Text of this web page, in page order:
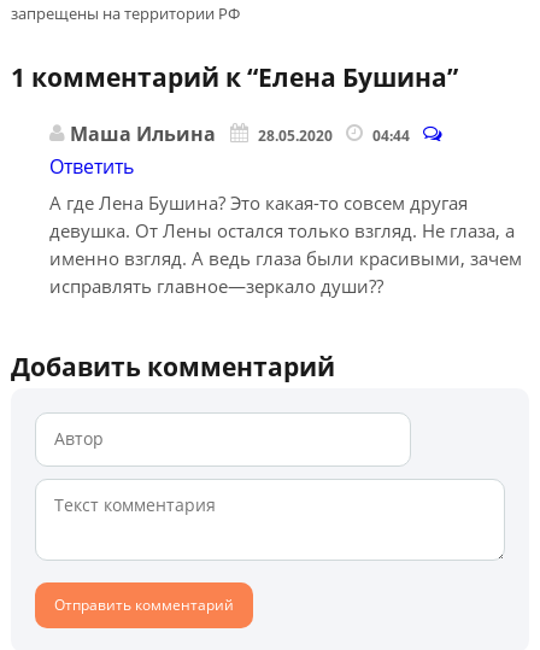
запрещены на территории РФ
1 комментарий к “Елена Бушина”
Маша Ильина 28.05.2020 04:44
Ответить
А где Лена Бушина? Это какая-то совсем другая
девушка. От Лены остался только взгляд. Не глаза, а
именно взгляд. А ведь глаза были красивыми, зачем
исправлять главное—зеркало души??
Добавить комментарий